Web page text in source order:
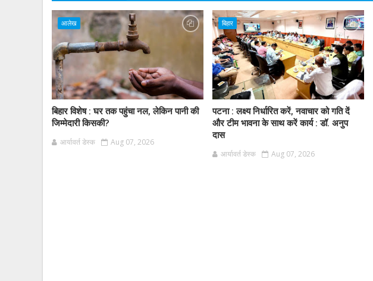
आलेख
बिहार विशेष : घर तक पहुंचा नल, लेकिन पानी की
जिम्मेदारी किसकी?
आर्यावर्त डेस्क Aug 07, 2026
बिहार
पटना : लक्ष्य निर्धारित करें, नवाचार को गति दें
और टीम भावना के साथ करें कार्य : डॉ. अनुप
दास
आर्यावर्त डेस्क Aug 07, 2026